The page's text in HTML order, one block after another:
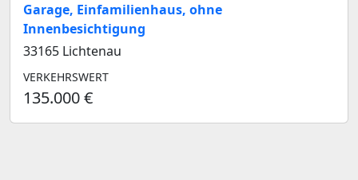
Garage, Einfamilienhaus, ohne
Innenbesichtigung
33165 Lichtenau
VERKEHRSWERT
135.000 €